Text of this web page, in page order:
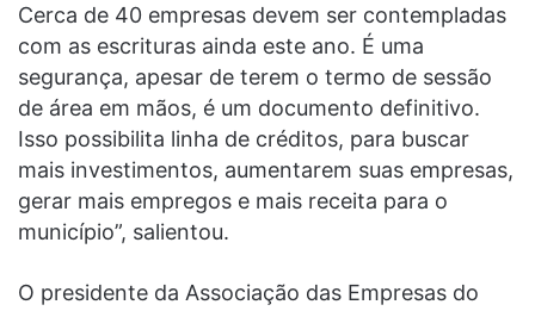
Cerca de 40 empresas devem ser contempladas
com as escrituras ainda este ano. É uma
segurança, apesar de terem o termo de sessão
de área em mãos, é um documento definitivo.
Isso possibilita linha de créditos, para buscar
mais investimentos, aumentarem suas empresas,
gerar mais empregos e mais receita para o
município”, salientou.
O presidente da Associação das Empresas do